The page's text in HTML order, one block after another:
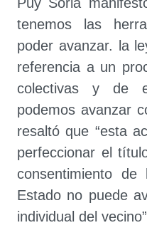
tenemos las
poder avanzar. la
referencia a un
colectivas y de
podemos avanzar
resaltó que “esta
perfeccionar el
consentimiento
Estado no puede
individual del